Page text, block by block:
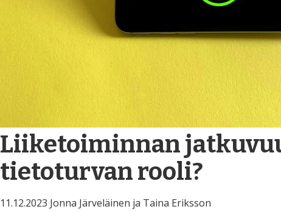
Liiketoiminnan
tietoturvan rooli?
11.12.2023 Jonna Järveläinen ja Taina Eriksson